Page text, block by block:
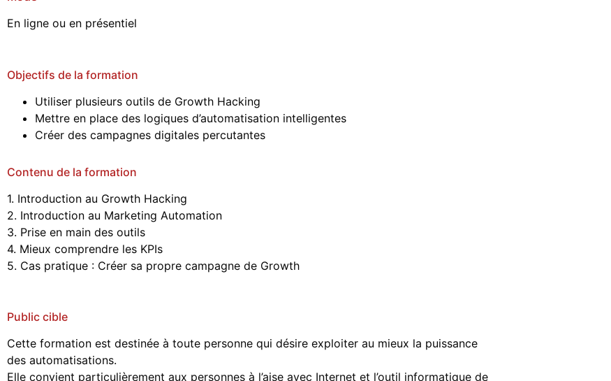
En ligne ou en présentiel
Objectifs de la formation
Utiliser plusieurs outils de Growth Hacking
Mettre en place des logiques d’automatisation intelligentes
Créer des campagnes digitales percutantes
Contenu de la formation
1. Introduction au Growth Hacking
2. Introduction au Marketing Automation
3. Prise en main des outils
4. Mieux comprendre les KPIs
5. Cas pratique : Créer sa propre campagne de Growth
Public cible
Cette formation est destinée à toute personne qui désire exploiter au mieux la puissance
des automatisations.
Elle convient particulièrement aux personnes à l’aise avec Internet et l’outil informatique de